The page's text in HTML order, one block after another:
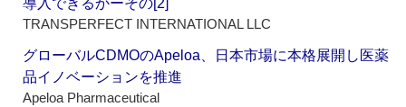
導入できるかーその[2]
TRANSPERFECT INTERNATIONAL LLC
グローバルCDMOのApeloa、日本市場に本格展開し医薬
品イノベーションを推進
Apeloa Pharmaceutical